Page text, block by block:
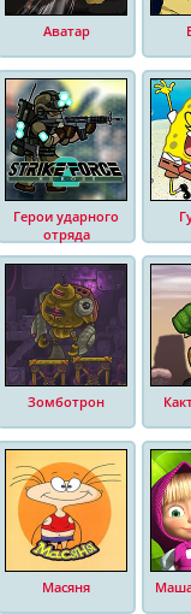
Аватар
Герои ударного
отряда
Зомботрон
Масяня